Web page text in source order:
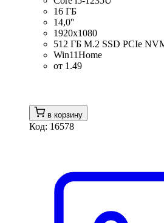
16 ГБ
14,0''
1920x1080
512 ГБ M.2 SSD PCIe
Win11Home
от 1.49
в корзину
Код: 16578